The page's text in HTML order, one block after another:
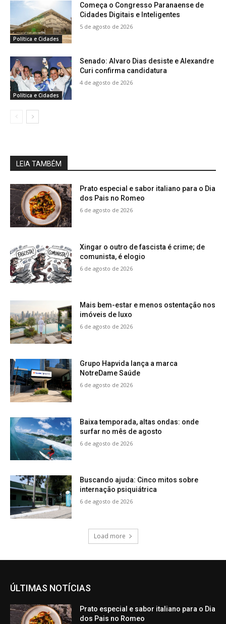
Política e Cidades
Começa o Congresso Paranaense de
Cidades Digitais e Inteligentes
5 de agosto de 2026
Política e Cidades
Senado: Alvaro Dias desiste e Alexandre
Curi confirma candidatura
4 de agosto de 2026
LEIA TAMBÉM
Prato especial e sabor italiano para o Dia
dos Pais no Romeo
6 de agosto de 2026
Xingar o outro de fascista é crime; de
comunista, é elogio
6 de agosto de 2026
Mais bem-estar e menos ostentação nos
imóveis de luxo
6 de agosto de 2026
Grupo Hapvida lança a marca
NotreDame Saúde
6 de agosto de 2026
Baixa temporada, altas ondas: onde
surfar no mês de agosto
6 de agosto de 2026
Buscando ajuda: Cinco mitos sobre
internação psiquiátrica
6 de agosto de 2026
Load more
ÚLTIMAS NOTÍCIAS
Prato especial e sabor italiano para o Dia
dos Pais no Romeo